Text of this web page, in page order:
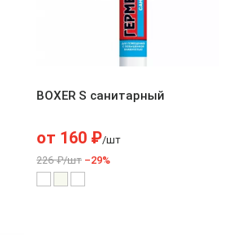
BOXER S санитарный
от 160₽/шт
226 ₽/шт –29%